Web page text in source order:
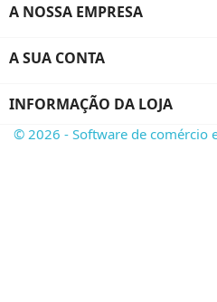
A NOSSA EMPRESA
A SUA CONTA
INFORMAÇÃO DA LOJA
© 2026 - Software de comércio